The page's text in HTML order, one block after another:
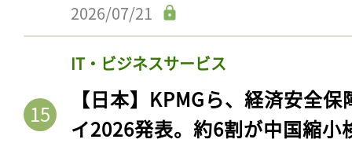
2026/07/21
IT・ビジネスサービス
【日本】KPMGら、経済安全
イ2026発表。約6割が中国縮小